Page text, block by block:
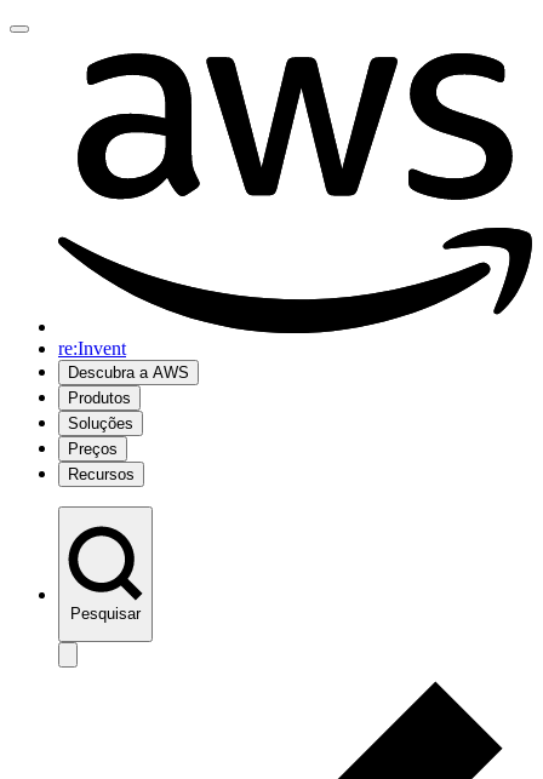
re:Invent
Descubra a AWS
Produtos
Soluções
Preços
Recursos
Pesquisar